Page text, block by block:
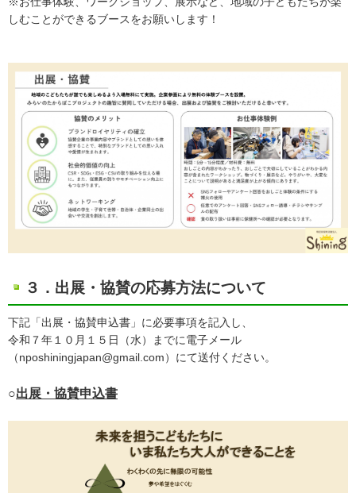
しむことができるブースをお願いします！
３．出展・協賛の応募方法について
下記「出展・協賛申込書」に必要事項を記入し、
令和７年１０月１５日（水）までに電子メール
（nposhiningjapan@gmail.com）にて送付ください。
○出展・協賛申込書